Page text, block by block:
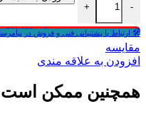
-
+
🎁انتخاب هدیه در سبد خرید بالای 500,000 تومان
🛠 ارتباط با پشتیبانی فنی و فروش در
مقايسه
افزودن به علاقه مندی
همچنین ممکن است